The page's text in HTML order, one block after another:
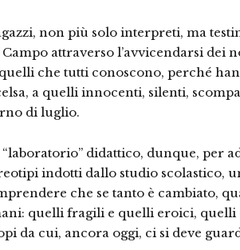
non più solo interpreti, ma
Campo attraverso l’avvicendarsi dei
che tutti conoscono, perché
a quelli innocenti, silenti,
di luglio.
didattico, dunque, per
indotti dallo studio scolastico,
che se tanto è cambiato,
quelli fragili e quelli eroici,
da cui, ancora oggi, ci si deve